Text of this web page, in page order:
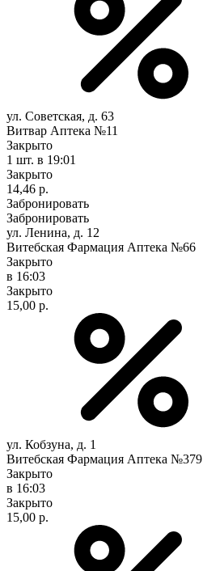
ул. Советская, д. 63
Витвар Аптека №11
Закрыто
1 шт. в 19:01
Закрыто
14,46 р.
Забронировать
Забронировать
ул. Ленина, д. 12
Витебская Фармация Аптека №66
Закрыто
в 16:03
Закрыто
15,00 р.
ул. Кобзуна, д. 1
Витебская Фармация Аптека №379
Закрыто
в 16:03
Закрыто
15,00 р.